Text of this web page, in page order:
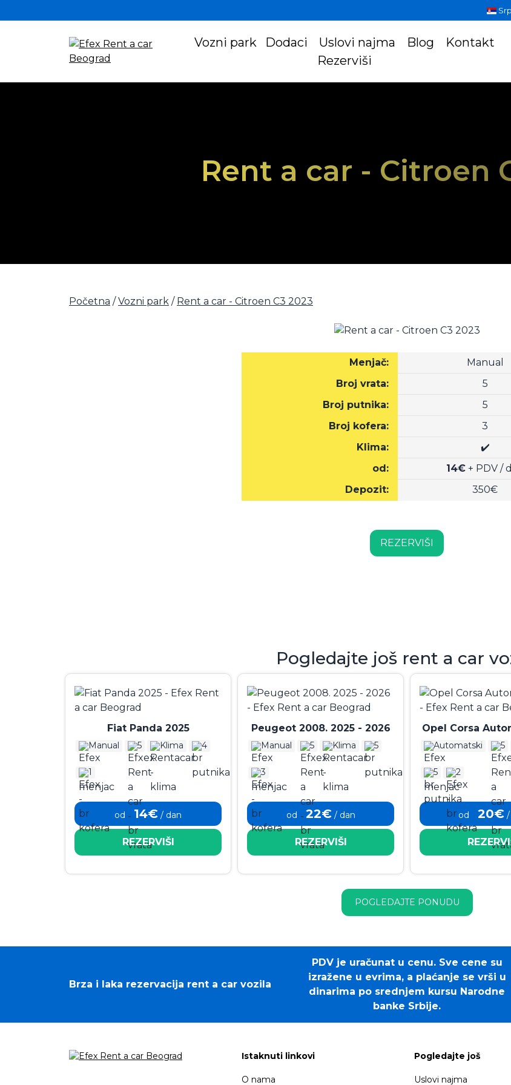
Vozni park Dodaci Uslovi najma Blog
Kontakt
Rezerviši
Rent a car - Citroen
Početna / Vozni park / Rent a car - Citroen C3 2023
Menjač:
Manual
Broj vrata:
5
Broj putnika:
5
Broj kofera:
3
Klima:
✔️
od:
14€+ PDV /
Depozit:
350€
REZERVIŠI
Pogledajte još rent a car
Fiat Panda 2025
Manual 5 Klima 4
1
od 14€ / dan
REZERVIŠI
Peugeot 2008. 2025 - 2026
Manual 5 Klima 5
3
od 22€/ dan
REZERVIŠI
Opel Corsa
Automatski 5
5 2
od 20€ /
POGLEDAJTE PONUDU
Brza i laka rezervacija rent a car vozila
PDV je uračunat u cenu. Sve cene su
izražene u evrima, a plaćanje se vrši u
dinarima po srednjem kursu Narodne
banke Srbije.
Istaknuti linkovi
O nama
Pogledajte još
Uslovi najma